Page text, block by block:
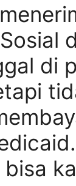
di